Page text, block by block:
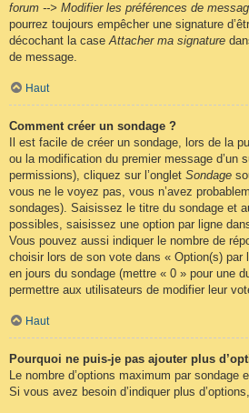
forum --> Modifier les préférences de
pourrez toujours empêcher une signature
décochant la caseAttacher ma signature
de message.
Haut
Comment créer un sondage ?
Il est facile de créer un sondage, lors de la
ou la modification du premier message d’un
permissions), cliquez sur l’onglet Sondage
vous ne le voyez pas, vous n’avez
sondages). Saisissez le titre du sondage et
possibles, saisissez une option par ligne
Vous pouvez aussi indiquer le nombre de
choisir lors de son vote dans « Option(s) par
en jours du sondage (mettre « 0 » pour une
permettre aux utilisateurs de modifier leur
Haut
Pourquoi ne puis-je pas ajouter plus
Le nombre d’options maximum par sondage
Si vous avez besoin d’indiquer plus